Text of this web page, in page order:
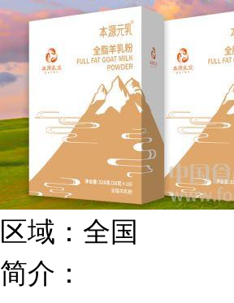
区域： 全国
简介：